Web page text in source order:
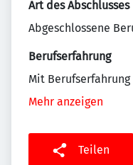
Art des Abschlusses
Abgeschlossene
Berufserfahrung
Mit Berufserfahrung
Mehr anzeigen
Teilen